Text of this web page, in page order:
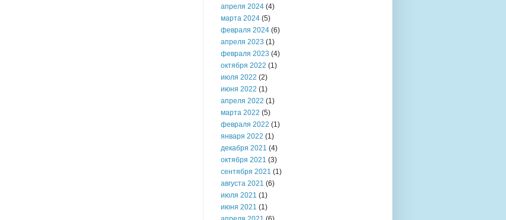
апреля 2024 (4)
марта 2024 (5)
февраля 2024 (6)
апреля 2023 (1)
февраля 2023 (4)
октября 2022 (1)
июля 2022 (2)
июня 2022 (1)
апреля 2022 (1)
марта 2022 (5)
февраля 2022 (1)
января 2022 (1)
декабря 2021 (4)
октября 2021 (3)
сентября 2021 (1)
августа 2021 (6)
июля 2021 (1)
июня 2021 (1)